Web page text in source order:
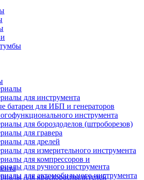
для инструмента
батареи для ИБП и генераторов
инструмента
для бороздоделов (штроборезов)
для гравера
для дрелей
для измерительного инструмента
для компрессоров и
для краскораспылителей
для ручного инструмента
для автомобильного инструмента